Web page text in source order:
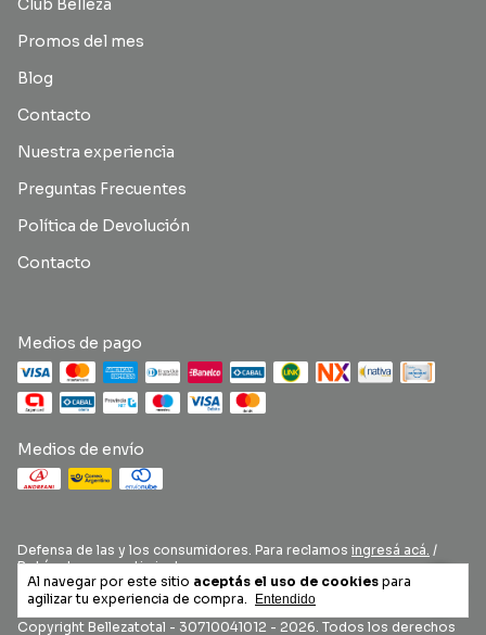
Al navegar por este sitio aceptás el uso de cookies para
agilizar tu experiencia de compra.
Entendido
Promos del mes
Blog
Contacto
Nuestra experiencia
Preguntas Frecuentes
Política de Devolución
Contacto
Medios de pago
Medios de envío
Defensa de las y los consumidores. Para reclamos ingresá acá. /
Botón de arrepentimiento
Copyright Bellezatotal - 30710041012 - 2026. Todos los derechos